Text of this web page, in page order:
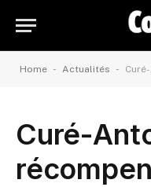
Home - Actualités -
Curé-